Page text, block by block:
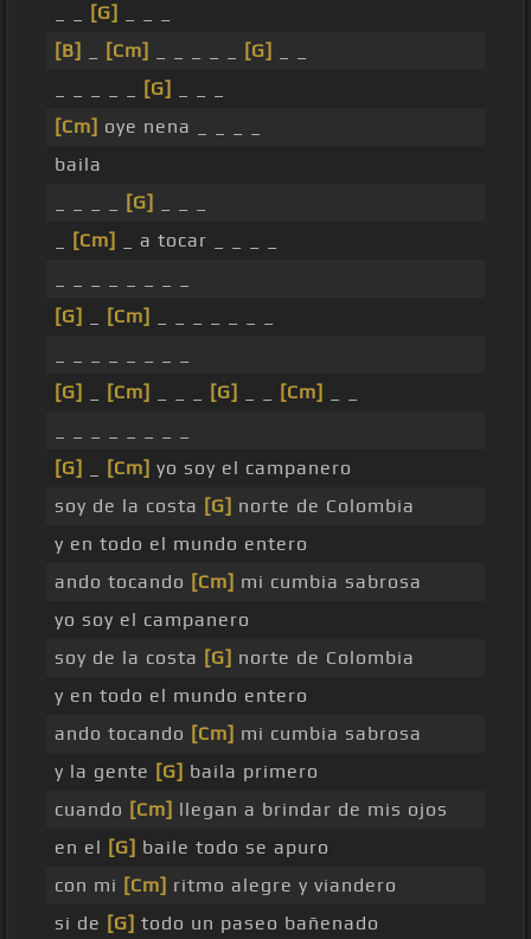
[G]
[B]
[Cm] [G]
[G]
[Cm] oye nena _ _ _ _
baila
[G]
[Cm]
_ a tocar _ _ _ _
[G]
[Cm]
[G]
[Cm] [G] [Cm]
[G]
[Cm] yo soy el campanero
soy de la costa [G] norte de Colombia
y en todo el mundo entero
ando tocando [Cm] mi cumbia sabrosa
yo soy el campanero
soy de la costa [G] norte de Colombia
y en todo el mundo entero
ando tocando [Cm] mi cumbia sabrosa
y la gente [G] baila primero
cuando [Cm] llegan a brindar de mis ojos
en el [G] baile todo se apuro
con mi [Cm] ritmo alegre y viandero
si de [G] todo un paseo bañenado